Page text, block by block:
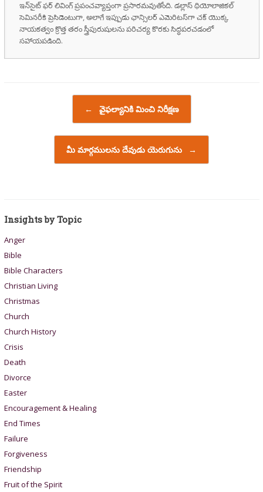
ఇన్‌సైట్ ఫర్ లివింగ్ ప్రపంచవ్యాప్తంగా ప్రసారమవుతోంది. డల్లాస్ థియోలాజికల్
సెమినరీకి ప్రెసిడెంటుగా, అలాగే ఇప్పుడు ఛాన్సిలర్ ఎమెరిటస్‌గా చక్ యొక్క
నాయకత్వం క్రొత్త తరం స్త్రీపురుషులను పరిచర్య కొరకు సిద్ధపరచడంలో
సహాయపడింది.
← వైఫల్యానికి మించి నిరీక్షణ
మీ మార్గములను దేవుడు యెరుగును →
Insights by Topic
Anger
Bible
Bible Characters
Christian Living
Christmas
Church
Church History
Crisis
Death
Divorce
Easter
Encouragement & Healing
End Times
Failure
Forgiveness
Friendship
Fruit of the Spirit